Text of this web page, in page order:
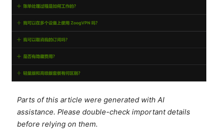
Parts of this article were generated with AI
assistance. Please double-check important details
before relying on them.